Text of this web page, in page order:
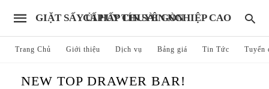
GIẶT SẤY ỦI HẤP CHUYÊN NGHIỆP CAO CẤP UY TÍN SÀI GÒN
Trang Chủ Giới thiệu Dịch vụ Bảng giá Tin Tức Tuyển
NEW TOP DRAWER BAR!